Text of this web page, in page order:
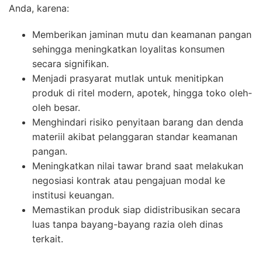
Anda, karena:
Memberikan jaminan mutu dan keamanan pangan
sehingga meningkatkan loyalitas konsumen
secara signifikan.
Menjadi prasyarat mutlak untuk menitipkan
produk di ritel modern, apotek, hingga toko oleh-
oleh besar.
Menghindari risiko penyitaan barang dan denda
materiil akibat pelanggaran standar keamanan
pangan.
Meningkatkan nilai tawar brand saat melakukan
negosiasi kontrak atau pengajuan modal ke
institusi keuangan.
Memastikan produk siap didistribusikan secara
luas tanpa bayang-bayang razia oleh dinas
terkait.